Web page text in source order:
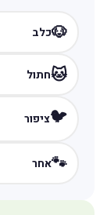
🐶כלב
🐱חתול
🐦ציפור
🐾אחר